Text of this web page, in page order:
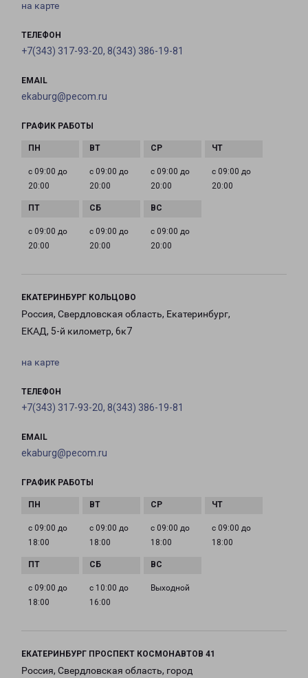
на карте
ТЕЛЕФОН
+7(343) 317-93-20, 8(343) 386-19-81
EMAIL
ekaburg@pecom.ru
ГРАФИК РАБОТЫ
с 09:00 до
20:00
с 09:00 до
20:00
с 09:00 до
20:00
с 09:00 до
20:00
с 09:00 до
20:00
с 09:00 до
20:00
с 09:00 до
20:00
ЕКАТЕРИНБУРГ КОЛЬЦОВО
Россия, Свердловская область, Екатеринбург,
ЕКАД, 5-й километр, 6к7
на карте
ТЕЛЕФОН
+7(343) 317-93-20, 8(343) 386-19-81
EMAIL
ekaburg@pecom.ru
ГРАФИК РАБОТЫ
с 09:00 до
18:00
с 09:00 до
18:00
с 09:00 до
18:00
с 09:00 до
18:00
с 09:00 до
18:00
с 10:00 до
16:00
Выходной
ЕКАТЕРИНБУРГ ПРОСПЕКТ КОСМОНАВТОВ 41
Россия, Свердловская область, город